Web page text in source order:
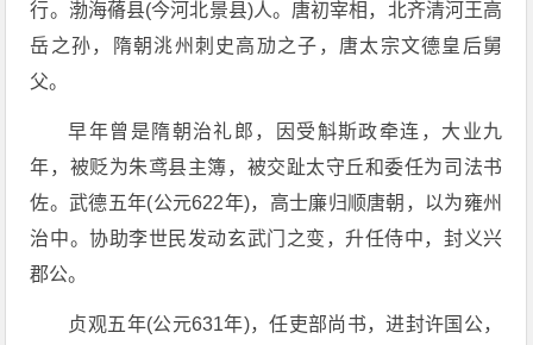
行。渤海蓨县(今河北景县)人。唐初宰相，北齐清河王高
岳之孙，隋朝洮州刺史高劢之子，唐太宗文德皇后舅
父。
早年曾是隋朝治礼郎，因受斛斯政牵连，大业九
年，被贬为朱鸢县主簿，被交趾太守丘和委任为司法书
佐。武德五年(公元622年)，高士廉归顺唐朝，以为雍州
治中。协助李世民发动玄武门之变，升任侍中，封义兴
郡公。
贞观五年(公元631年)，任吏部尚书，进封许国公，